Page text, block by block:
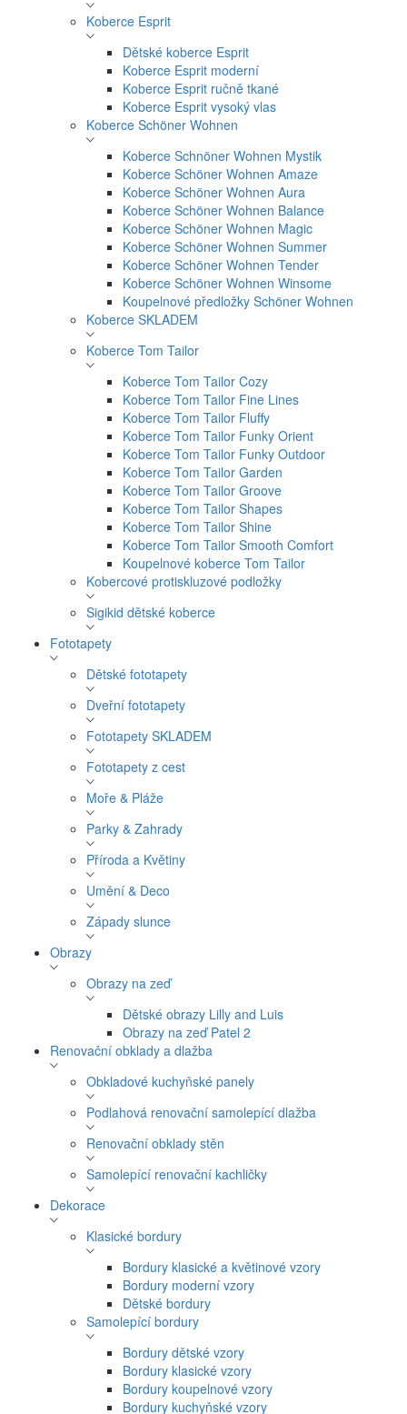
Koberce Esprit
Dětské koberce Esprit
Koberce Esprit moderní
Koberce Esprit ručně tkané
Koberce Esprit vysoký vlas
Koberce Schöner Wohnen
Koberce Schnöner Wohnen Mystik
Koberce Schöner Wohnen Amaze
Koberce Schöner Wohnen Aura
Koberce Schöner Wohnen Balance
Koberce Schöner Wohnen Magic
Koberce Schöner Wohnen Summer
Koberce Schöner Wohnen Tender
Koberce Schöner Wohnen Winsome
Koupelnové předložky Schöner Wohnen
Koberce SKLADEM
Koberce Tom Tailor
Koberce Tom Tailor Cozy
Koberce Tom Tailor Fine Lines
Koberce Tom Tailor Fluffy
Koberce Tom Tailor Funky Orient
Koberce Tom Tailor Funky Outdoor
Koberce Tom Tailor Garden
Koberce Tom Tailor Groove
Koberce Tom Tailor Shapes
Koberce Tom Tailor Shine
Koberce Tom Tailor Smooth Comfort
Koupelnové koberce Tom Tailor
Kobercové protiskluzové podložky
Sigikid dětské koberce
Fototapety
Dětské fototapety
Dveřní fototapety
Fototapety SKLADEM
Fototapety z cest
Moře & Pláže
Parky & Zahrady
Příroda a Květiny
Umění & Deco
Západy slunce
Obrazy
Obrazy na zeď
Dětské obrazy Lilly and Luis
Obrazy na zeď Patel 2
Renovační obklady a dlažba
Obkladové kuchyňské panely
Podlahová renovační samolepící dlažba
Renovační obklady stěn
Samolepící renovační kachličky
Dekorace
Klasické bordury
Bordury klasické a květinové vzory
Bordury moderní vzory
Dětské bordury
Samolepící bordury
Bordury dětské vzory
Bordury klasické vzory
Bordury koupelnové vzory
Bordury kuchyňské vzory